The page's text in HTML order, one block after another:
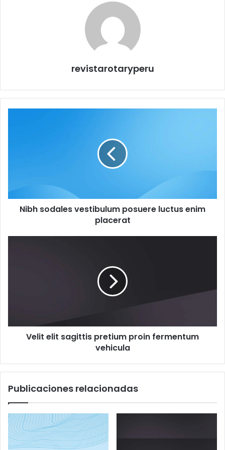
revistarotaryperu
Nibh sodales vestibulum posuere luctus enim
placerat
Velit elit sagittis pretium proin fermentum
vehicula
Publicaciones relacionadas